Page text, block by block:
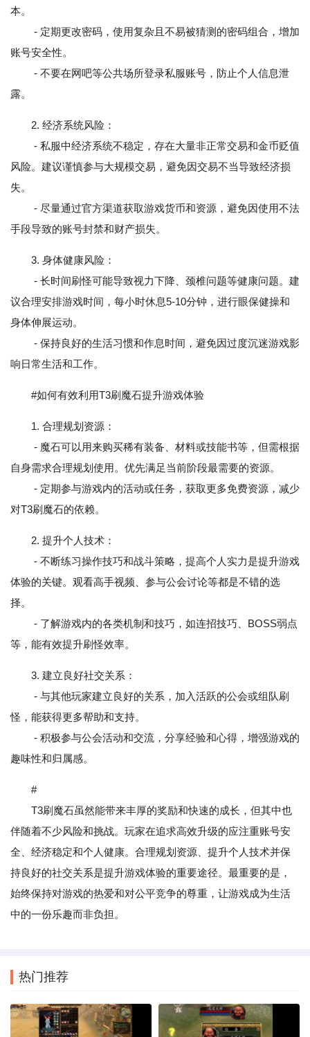
本。
- 定期更改密码，使用复杂且不易被猜测的密码组合，增加
账号安全性。
- 不要在网吧等公共场所登录私服账号，防止个人信息泄
露。
2. 经济系统风险：
- 私服中经济系统不稳定，存在大量非正常交易和金币贬值
风险。建议谨慎参与大规模交易，避免因交易不当导致经济损
失。
- 尽量通过官方渠道获取游戏货币和资源，避免因使用不法
手段导致的账号封禁和财产损失。
3. 身体健康风险：
- 长时间刷怪可能导致视力下降、颈椎问题等健康问题。建
议合理安排游戏时间，每小时休息5-10分钟，进行眼保健操和
身体伸展运动。
- 保持良好的生活习惯和作息时间，避免因过度沉迷游戏影
响日常生活和工作。
#如何有效利用T3刷魔石提升游戏体验
1. 合理规划资源：
- 魔石可以用来购买稀有装备、材料或技能书等，但需根据
自身需求合理规划使用。优先满足当前阶段最需要的资源。
- 定期参与游戏内的活动或任务，获取更多免费资源，减少
对T3刷魔石的依赖。
2. 提升个人技术：
- 不断练习操作技巧和战斗策略，提高个人实力是提升游戏
体验的关键。观看高手视频、参与公会讨论等都是不错的选
择。
- 了解游戏内的各类机制和技巧，如连招技巧、BOSS弱点
等，能有效提升刷怪效率。
3. 建立良好社交关系：
- 与其他玩家建立良好的关系，加入活跃的公会或组队刷
怪，能获得更多帮助和支持。
- 积极参与公会活动和交流，分享经验和心得，增强游戏的
趣味性和归属感。
#
T3刷魔石虽然能带来丰厚的奖励和快速的成长，但其中也
伴随着不少风险和挑战。玩家在追求高效升级的应注重账号安
全、经济稳定和个人健康。合理规划资源、提升个人技术并保
持良好的社交关系是提升游戏体验的重要途径。最重要的是，
始终保持对游戏的热爱和对公平竞争的尊重，让游戏成为生活
中的一份乐趣而非负担。
热门推荐